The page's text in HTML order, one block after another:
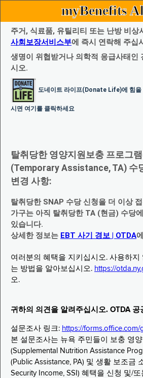
myBenefits
주거, 식료품, 유틸리티 또는 난방 비상
사회보장서비스부에 즉시 연락해 주십
생명이 위협받거나 의학적 응급사태인
시오.
도네이트 라이프(Donate Life)에 힘을
시면 여기를 클릭하세요
탈취당한 영양지원보충 프로그
(Temporary Assistance, TA) 수
변경 사항:
탈취당한 SNAP 수당 신청을 더 이상
가구는 아직 탈취당한 TA (현금) 수당
있습니다.
상세한 정보는 EBT 사기 경보 | OTDA
여러분의 혜택을 지키십시오. 사용하지
는 방법을 알아보십시오. https://
오.
귀하의 의견을 알려주십시오. OTDA 공
설문조사 링크: https://forms.office.com/
본 설문조사는 뉴욕 주민들이 보충 영
(Supplemental Nutrition Assistance
(Public Assistance, PA) 및 생활 보조금
Security Income, SSI) 혜택을 신청 및/